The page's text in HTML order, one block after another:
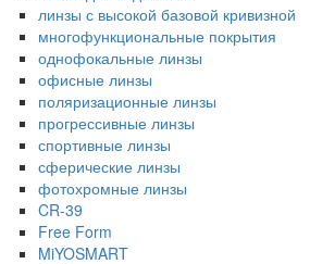
линзы с высокой базовой кривизной
многофункциональные покрытия
однофокальные линзы
офисные линзы
поляризационные линзы
прогрессивные линзы
спортивные линзы
сферические линзы
фотохромные линзы
CR-39
Free Form
MiYOSMART